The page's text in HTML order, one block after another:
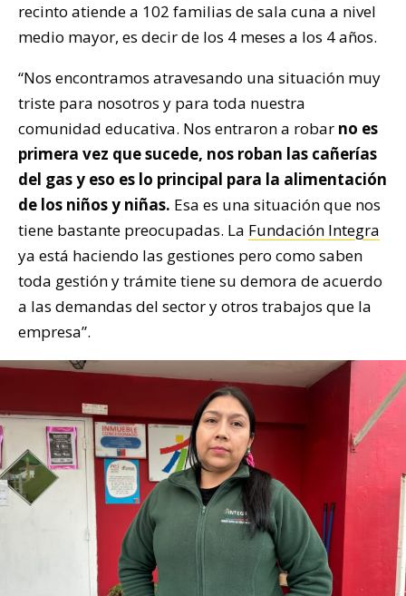
recinto atiende a 102 familias de sala cuna a nivel
medio mayor, es decir de los 4 meses a los 4 años.
“Nos encontramos atravesando una situación muy
triste para nosotros y para toda nuestra
comunidad educativa. Nos entraron a robar no es
primera vez que sucede, nos roban las cañerías
del gas y eso es lo principal para la alimentación
de los niños y niñas. Esa es una situación que nos
tiene bastante preocupadas. La Fundación Integra
ya está haciendo las gestiones pero como saben
toda gestión y trámite tiene su demora de acuerdo
a las demandas del sector y otros trabajos que la
empresa”.